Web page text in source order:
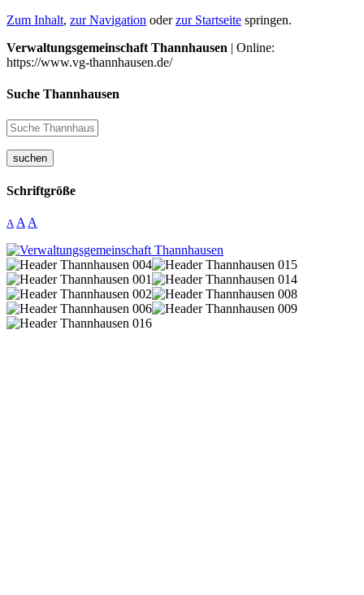
Zum Inhalt, zur Navigation oderzur Startseite springen.
Verwaltungsgemeinschaft Thannhausen | Online:
https://www.vg-thannhausen.de/
Suche Thannhausen
suchen
Schriftgröße
A A A